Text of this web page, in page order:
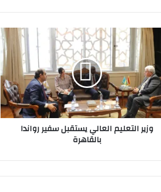
وزير التعليم العالي يستقبل سفير رواندا
بالقاهرة